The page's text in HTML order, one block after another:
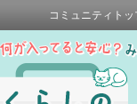
コミュニティトッ